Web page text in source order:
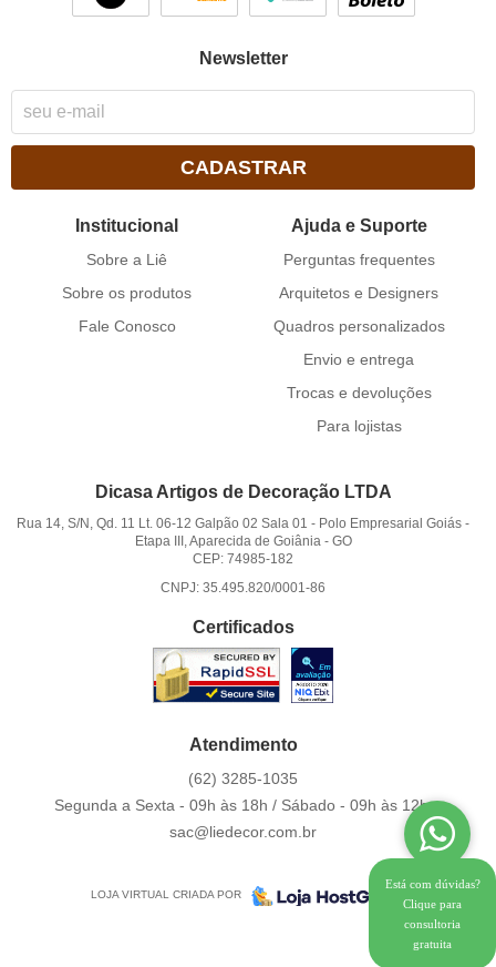
Newsletter
CADASTRAR
Institucional
Sobre a Liê
Sobre os produtos
Fale Conosco
Ajuda e Suporte
Perguntas frequentes
Arquitetos e Designers
Quadros personalizados
Envio e entrega
Trocas e devoluções
Para lojistas
Dicasa Artigos de Decoração LTDA
Rua 14, S/N, Qd. 11 Lt. 06-12 Galpão 02 Sala 01 - Polo Empresarial Goiás -
Etapa III, Aparecida de Goiânia - GO
CEP: 74985-182
CNPJ: 35.495.820/0001-86
Certificados
Atendimento
(62) 3285-1035
Segunda a Sexta - 09h às 18h / Sábado - 09h às 12h.
sac@liedecor.com.br
LOJA VIRTUAL CRIADA POR
Está com dúvidas?
Clique para
consultoria
gratuita